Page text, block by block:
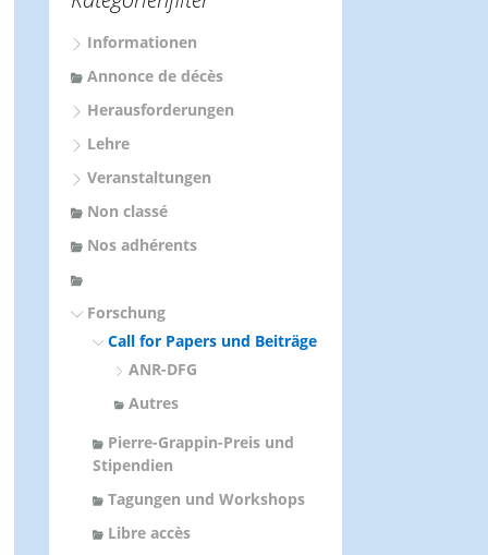
a
c
:
Informationen
Annonce de décès
Herausforderungen
Lehre
Veranstaltungen
Non classé
Nos adhérents
Forschung
Call for Papers und Beiträge
ANR-DFG
Autres
Pierre-Grappin-Preis und
Stipendien
Tagungen und Workshops
Libre accès